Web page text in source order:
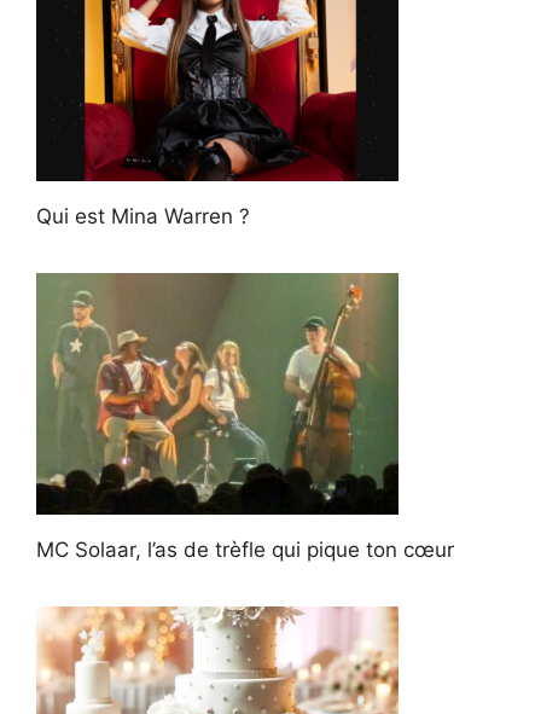
Qui est Mina Warren ?
MC Solaar, l’as de trèfle qui pique ton cœur